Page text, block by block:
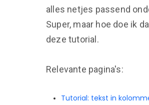
alles netjes passend
Super, maar hoe doe ik
deze tutorial.
Relevante pagina's:
Tutorial: tekst in